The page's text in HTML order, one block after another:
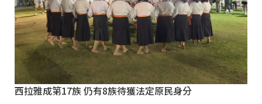
西拉雅成第17族 仍有8族待獲法定原民身分